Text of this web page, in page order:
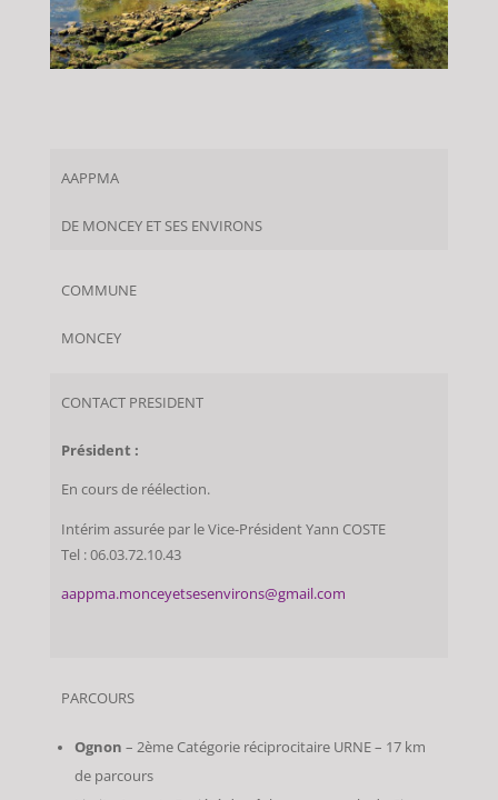
AAPPMA
DE MONCEY ET SES ENVIRONS
COMMUNE
MONCEY
CONTACT PRESIDENT
Président :
En cours de réélection.
Intérim assurée par le Vice-Président Yann COSTE
Tel : 06.03.72.10.43
aappma.monceyetsesenvirons@gmail.com
PARCOURS
Ognon – 2ème Catégorie réciprocitaire URNE – 17 km
de parcours